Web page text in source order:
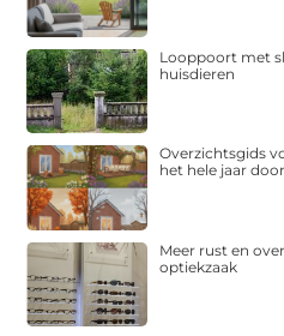
Looppoort met
huisdieren
Overzichtsgids
het hele jaar door
Meer rust en
optiekzaak